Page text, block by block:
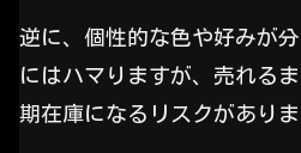
逆に、個性的な色や好みが
にはハマりますが、売れる
期在庫になるリスクがありま